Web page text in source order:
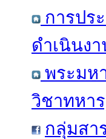
การปร
ดำเนินง
พระมห
วิชาทหา
กลุ่มสา